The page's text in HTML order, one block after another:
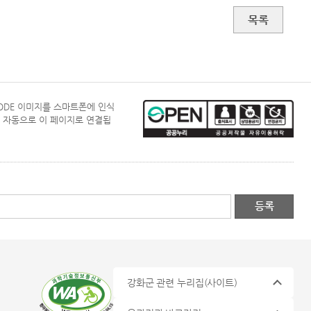
목록
이미지를 스마트폰에 인식
자동으로 이 페이지로 연결됩
강화군 관련 누리집(사이트)